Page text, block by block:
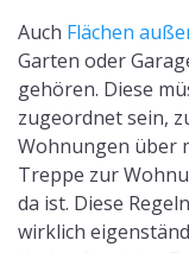
Auch Flächen
Garten oder
gehören. Diese
zugeordnet sein,
Wohnungen über
Treppe zur
da ist. Diese
wirklich